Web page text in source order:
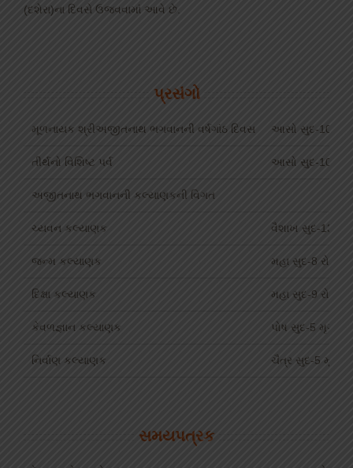
(દશેરા)ના દિવસે ઉજવવામાં આવે છે.
પ્રસંગો
મૂળનાયક શ્રીઅજીતનાથ ભગવાનની વર્ષગાંઠ દિવસ આસો સુદ-10
તીર્થનો વિશિષ્ટ પર્વ આસો સુદ-10
અજીતનાથ ભગવાનની કલ્યાણકની વિગત
ચ્યવન કલ્યાણક વૈશાખ સુદ-13
જન્મ કલ્યાણક મહા સુદ-8
દિક્ષા કલ્યાણક મહા સુદ-9
કેવળજ્ઞાન કલ્યાણક પોષ સુદ-5
નિર્વાણ કલ્યાણક ચૈત્ર સુદ-5
સમયપત્રક